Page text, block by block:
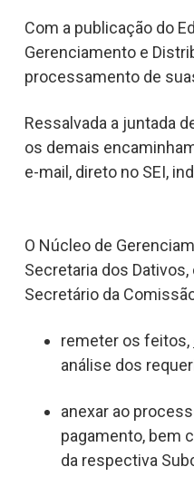
Com a publicação do
Gerenciamento e
processamento de
Ressalvada a juntada
os demais
e-mail, direto no SEI,
O Núcleo de
Secretaria dos
Secretário da
remeter os feitos,
análise dos
anexar ao
pagamento, bem
da respectiva